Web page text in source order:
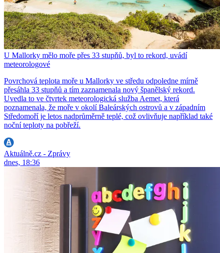
U Mallorky mělo moře přes 33 stupňů, byl to rekord, uvádí
meteorologové
Povrchová teplota moře u Mallorky ve středu odpoledne mírně
přesáhla 33 stupňů a tím zaznamenala nový španělský rekord.
Uvedla to ve čtvrtek meteorologická služba Aemet, která
poznamenala, že moře v okolí Baleárských ostrovů a v západním
Středomoří je letos nadprůměrně teplé, což ovlivňuje například také
noční teploty na pobřeží.
Aktuálně.cz - Zprávy
dnes, 18:36